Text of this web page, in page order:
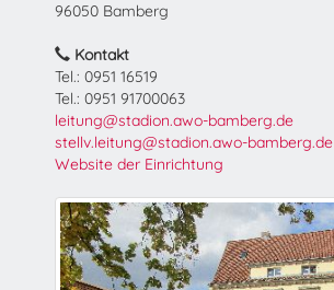
96050 Bamberg
Kontakt
Tel.: 0951 16519
Tel.: 0951 91700063
leitung@stadion.awo-bamberg.de
stellv.leitung@stadion.awo-bamberg.de
Website der Einrichtung